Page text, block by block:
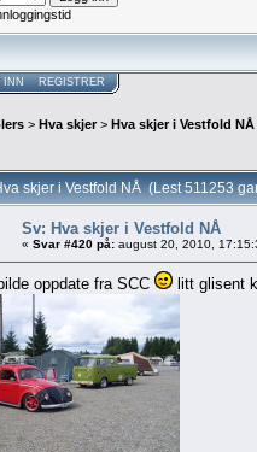
INN REGISTRER
> Hva skjer> Hva skjer i Vestfold NÅ
skjer i Vestfold NÅ (Lest 511253
Sv: Hva skjer i Vestfold NÅ
« Svar #420 på: august 20, 2010,
oppdate fra SCC litt glisent